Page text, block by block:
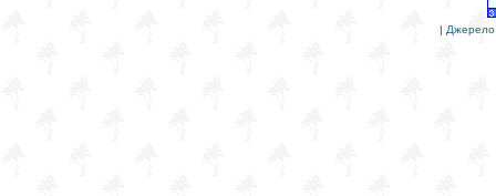
| Джерело